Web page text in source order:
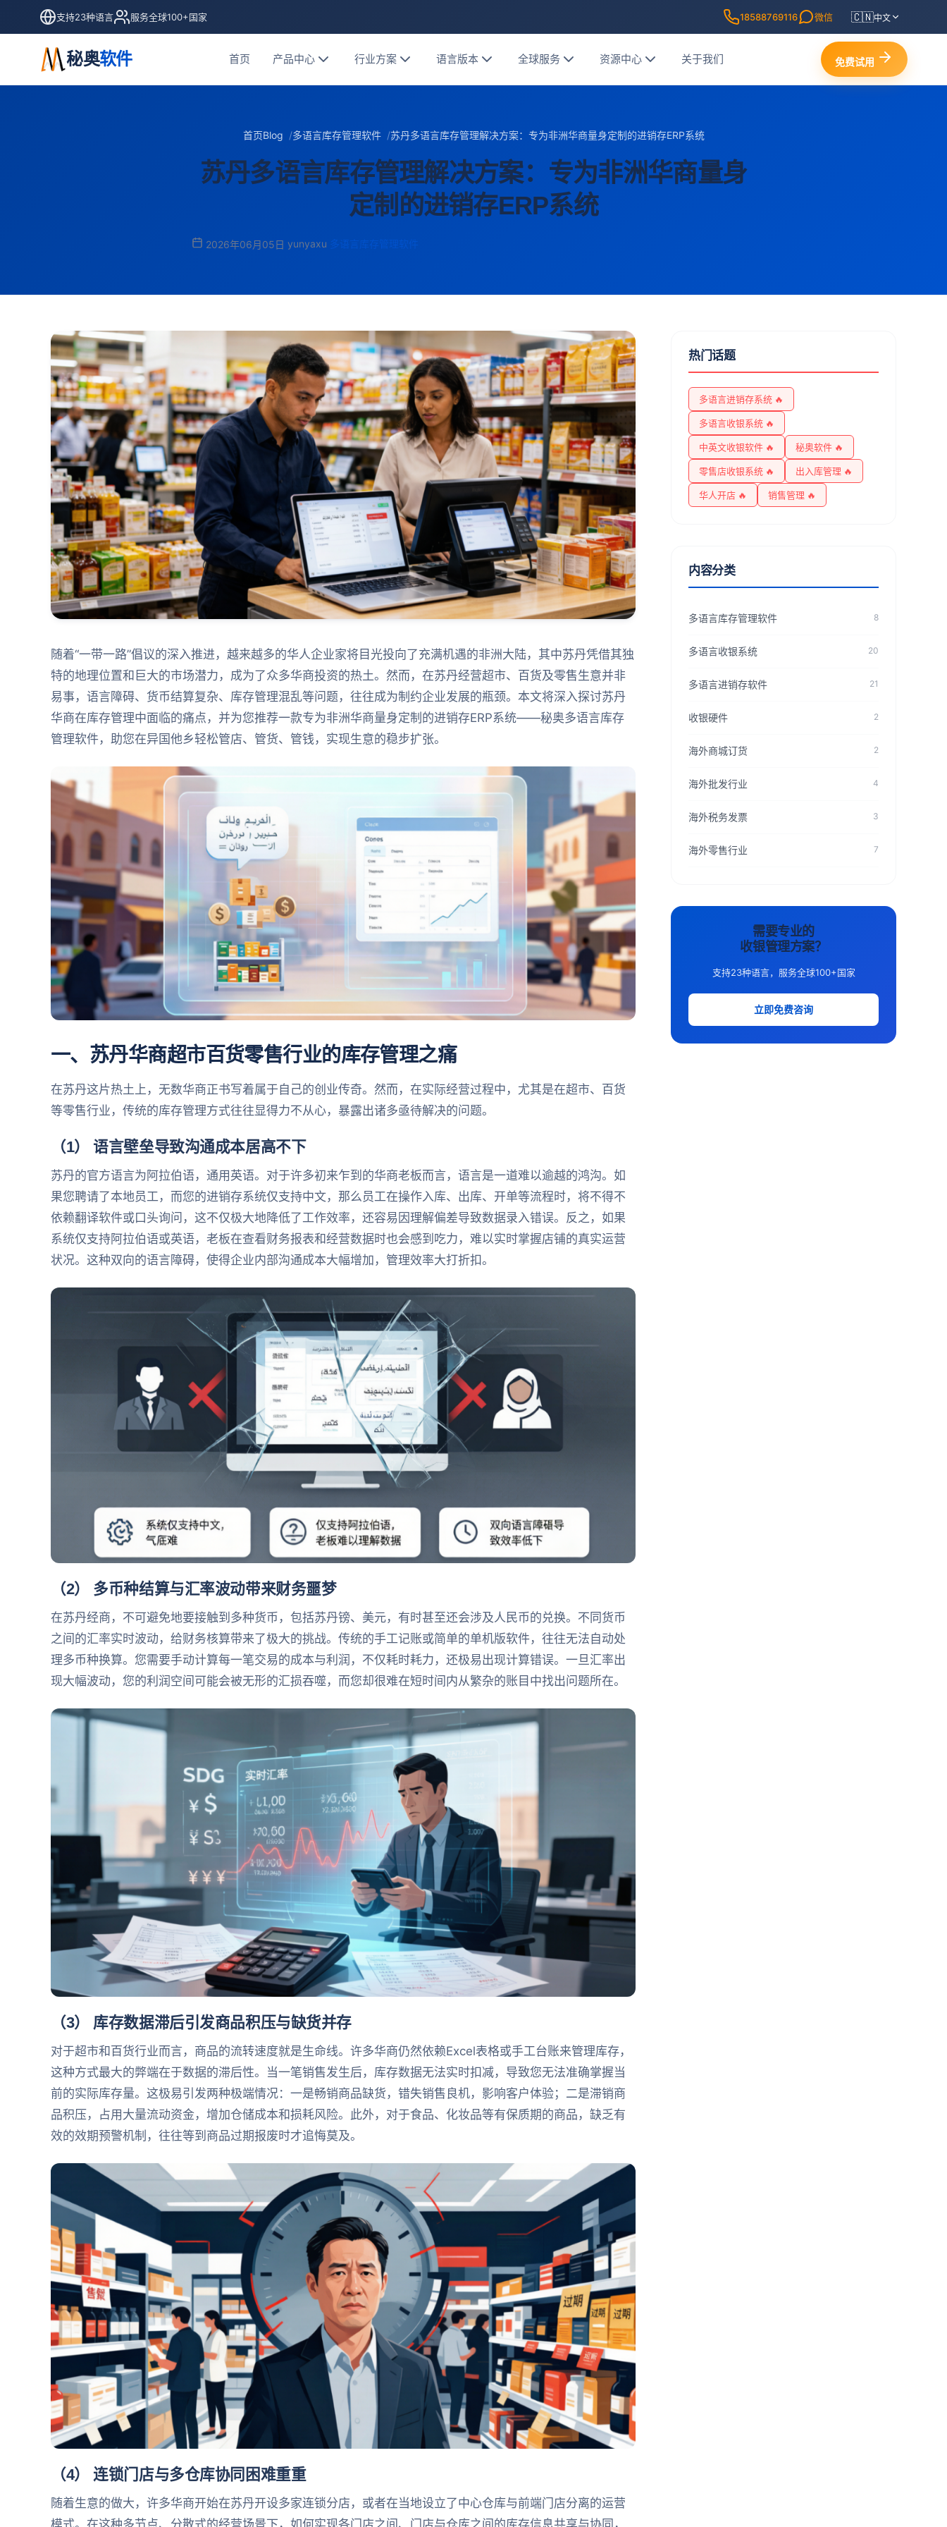
支持23种语言 服务全球100+国家 18588769116 微信 🇨🇳中文
秘奥软件 首页 产品中心 行业方案 语言版本 全球服务 资源中心 关于我们 免费试用
首页Blog 多语言库存管理软件 苏丹多语言库存管理解决方案：专为非洲华商量身定制的进销存ERP系统
苏丹多语言库存管理解决方案：专为非洲华商量身
定制的进销存ERP系统
2026年06月05日 yunyaxu 多语言库存管理软件
随着“一带一路”倡议的深入推进，越来越多的华人企业家将目光投向了充满机遇的非洲大陆，其中苏丹凭借其独
特的地理位置和巨大的市场潜力，成为了众多华商投资的热土。然而，在苏丹经营超市、百货及零售生意并非
易事，语言障碍、货币结算复杂、库存管理混乱等问题，往往成为制约企业发展的瓶颈。本文将深入探讨苏丹
华商在库存管理中面临的痛点，并为您推荐一款专为非洲华商量身定制的进销存ERP系统——秘奥多语言库存
管理软件，助您在异国他乡轻松管店、管货、管钱，实现生意的稳步扩张。
一、苏丹华商超市百货零售行业的库存管理之痛
在苏丹这片热土上，无数华商正书写着属于自己的创业传奇。然而，在实际经营过程中，尤其是在超市、百货
等零售行业，传统的库存管理方式往往显得力不从心，暴露出诸多亟待解决的问题。
（1） 语言壁垒导致沟通成本居高不下
苏丹的官方语言为阿拉伯语，通用英语。对于许多初来乍到的华商老板而言，语言是一道难以逾越的鸿沟。如
果您聘请了本地员工，而您的进销存系统仅支持中文，那么员工在操作入库、出库、开单等流程时，将不得不
依赖翻译软件或口头询问，这不仅极大地降低了工作效率，还容易因理解偏差导致数据录入错误。反之，如果
系统仅支持阿拉伯语或英语，老板在查看财务报表和经营数据时也会感到吃力，难以实时掌握店铺的真实运营
状况。这种双向的语言障碍，使得企业内部沟通成本大幅增加，管理效率大打折扣。
（2） 多币种结算与汇率波动带来财务噩梦
在苏丹经商，不可避免地要接触到多种货币，包括苏丹镑、美元，有时甚至还会涉及人民币的兑换。不同货币
之间的汇率实时波动，给财务核算带来了极大的挑战。传统的手工记账或简单的单机版软件，往往无法自动处
理多币种换算。您需要手动计算每一笔交易的成本与利润，不仅耗时耗力，还极易出现计算错误。一旦汇率出
现大幅波动，您的利润空间可能会被无形的汇损吞噬，而您却很难在短时间内从繁杂的账目中找出问题所在。
（3） 库存数据滞后引发商品积压与缺货并存
对于超市和百货行业而言，商品的流转速度就是生命线。许多华商仍然依赖Excel表格或手工台账来管理库存，
这种方式最大的弊端在于数据的滞后性。当一笔销售发生后，库存数据无法实时扣减，导致您无法准确掌握当
前的实际库存量。这极易引发两种极端情况：一是畅销商品缺货，错失销售良机，影响客户体验；二是滞销商
品积压，占用大量流动资金，增加仓储成本和损耗风险。此外，对于食品、化妆品等有保质期的商品，缺乏有
效的效期预警机制，往往等到商品过期报废时才追悔莫及。
（4） 连锁门店与多仓库协同困难重重
随着生意的做大，许多华商开始在苏丹开设多家连锁分店，或者在当地设立了中心仓库与前端门店分离的运营
模式。在这种多节点、分散式的经营场景下，如何实现各门店之间、门店与仓库之间的库存信息共享与协同，
热门话题
多语言进销存系统 🔥
多语言收银系统 🔥
中英文收银软件 🔥 秘奥软件 🔥
零售店收银系统 🔥 出入库管理 🔥
华人开店 🔥 销售管理 🔥
内容分类
多语言库存管理软件 8
多语言收银系统 20
多语言进销存软件 21
收银硬件 2
海外商城订货 2
海外批发行业 4
海外税务发票 3
海外零售行业 7
需要专业的
收银管理方案？
支持23种语言，服务全球100+国家
立即免费咨询